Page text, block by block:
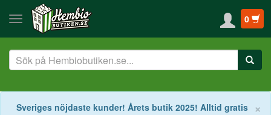
0
×
Sveriges nöjdaste kunder! Årets butik 2025! Alltid gratis